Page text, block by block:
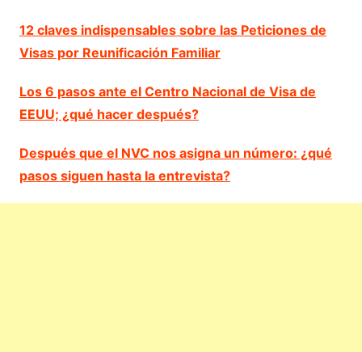
12 claves indispensables sobre las Peticiones de
Visas por Reunificación Familiar
Los 6 pasos ante el Centro Nacional de Visa de
EEUU; ¿qué hacer después?
Después que el NVC nos asigna un número: ¿qué
pasos siguen hasta la entrevista?